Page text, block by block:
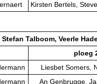
Kirsten Bertels,
Stefan Talboom, Veerle
ploeg
Liesbet Somers,
An Genbrugge,